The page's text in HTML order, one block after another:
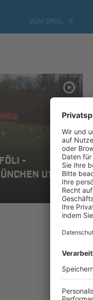
-
U14, 4-1